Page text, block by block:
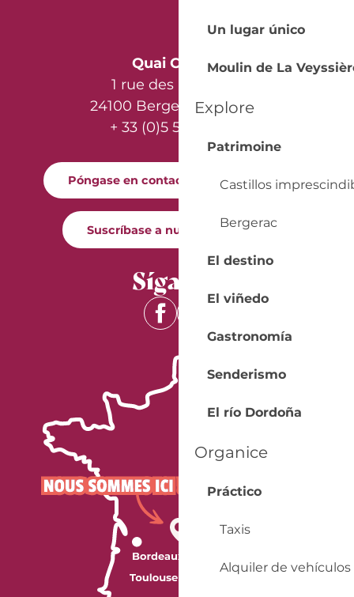
Un lugar único
Moulin de La
Explore
Patrimoine
Castillos
Bergerac
El destino
El viñedo
Gastronomía
Senderismo
El río Dordoña
Organice
Práctico
Taxis
Alquiler de vehículos
Quai Cyrano
1 rue des Récollets
24100 Bergerac - France
+ 33 (0)5 53 57 03 11
Póngase en contacto con nosotros
Suscríbase a nuestro boletín
Síganos